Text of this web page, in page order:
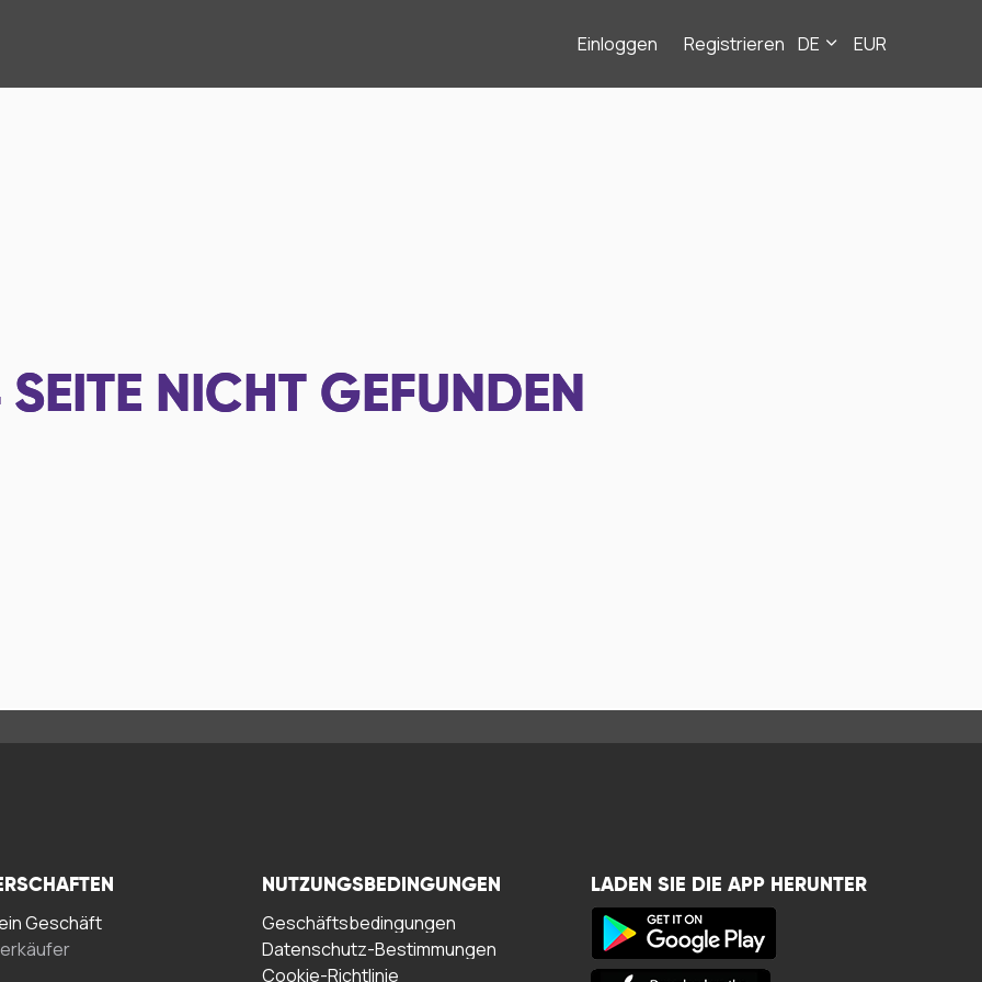
Einloggen Registrieren DE EUR
SEITE NICHT GEFUNDEN
Geschäft
NUTZUNGSBEDINGUNGEN
Geschäftsbedingungen
Datenschutz-Bestimmungen
Cookie-Richtlinie
LADEN SIE DIE APP HERUNTER